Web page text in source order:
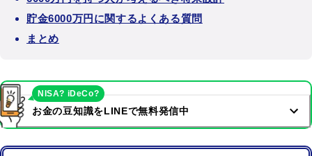
貯金6000万円に関するよくある質問
まとめ
お金の豆知識をLINEで無料発信中
NISA? iDeCo?